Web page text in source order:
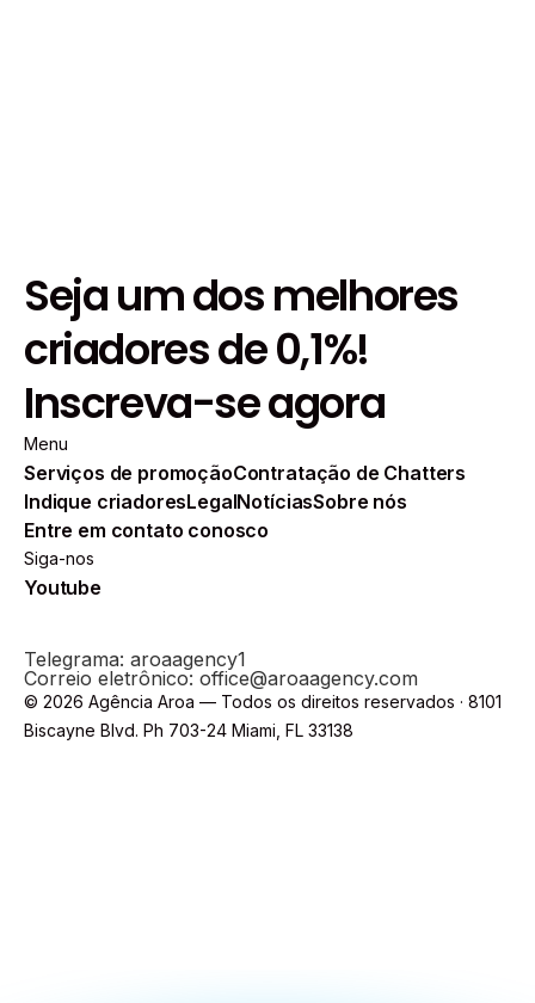
Seja um dos melhores
criadores de 0,1%!
Inscreva-se agora
Menu
Serviços de promoçãoContratação de Chatters
Indique criadoresLegalNotíciasSobre nós
Entre em contato conosco
Siga-nos
Youtube
Telegrama: aroaagency1
© 2026 Agência Aroa — Todos os direitos reservados · 8101
Biscayne Blvd. Ph 703-24 Miami, FL 33138
Correio eletrônico: office@aroaagency.com